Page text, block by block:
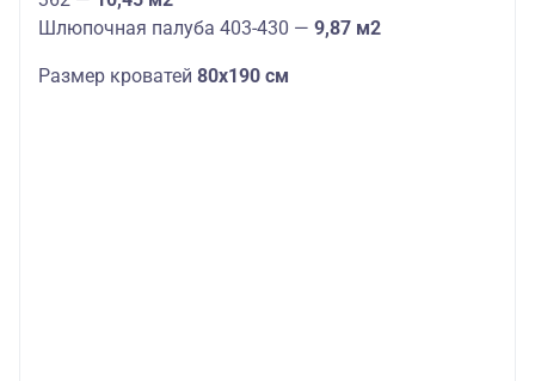
Шлюпочная палуба 403-430 — 9,87 м2
Размер кроватей 80х190 см